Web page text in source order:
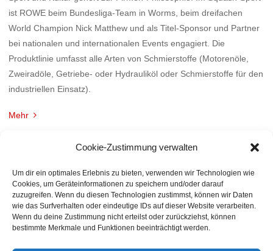
Cookie-Zustimmung verwalten
Um dir ein optimales Erlebnis zu bieten, verwenden wir Technologien wie
Cookies, um Geräteinformationen zu speichern und/oder darauf
zuzugreifen. Wenn du diesen Technologien zustimmst, können wir Daten
wie das Surfverhalten oder eindeutige IDs auf dieser Website verarbeiten.
Wenn du deine Zustimmung nicht erteilst oder zurückziehst, können
bestimmte Merkmale und Funktionen beeinträchtigt werden.
ist ROWE beim Bundesliga-Team in Worms, beim dreifachen
World Champion Nick Matthew und als Titel-Sponsor und Partner
bei nationalen und internationalen Events engagiert. Die
Produktlinie umfasst alle Arten von Schmierstoffe (Motorenöle,
Zweiradöle, Getriebe- oder Hydrauliköl oder Schmierstoffe für den
industriellen Einsatz).
Mehr